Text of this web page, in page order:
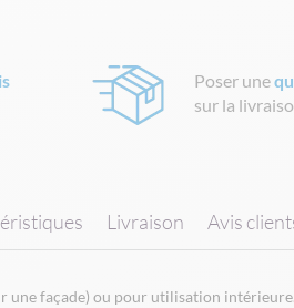
Poser une
sur la
une façade) ou pour utilisation
Livraison Avis